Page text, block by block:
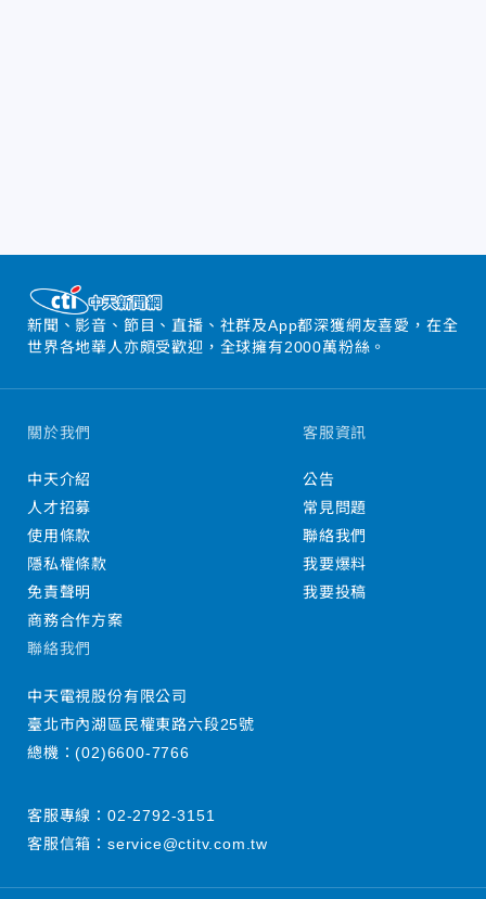
新聞、影音、節目、直播、社群及App都深獲網友喜愛，在全
世界各地華人亦頗受歡迎，全球擁有2000萬粉絲。
關於我們
中天介紹
人才招募
使用條款
隱私權條款
免責聲明
商務合作方案
客服資訊
公告
常見問題
聯絡我們
我要爆料
我要投稿
聯絡我們
中天電視股份有限公司
臺北市內湖區民權東路六段25號
總機：(02)6600-7766
客服專線： 02-2792-3151
客服信箱： service@ctitv.com.tw